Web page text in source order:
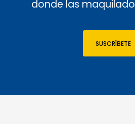
donde las
SUSCRÍBETE